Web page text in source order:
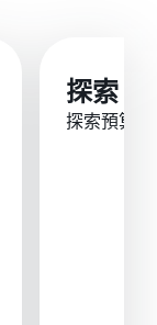
探索
探索預算